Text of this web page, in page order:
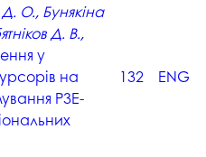
О., Бунякіна
Д. В.,
у
на
РЗЕ-
132 ENG